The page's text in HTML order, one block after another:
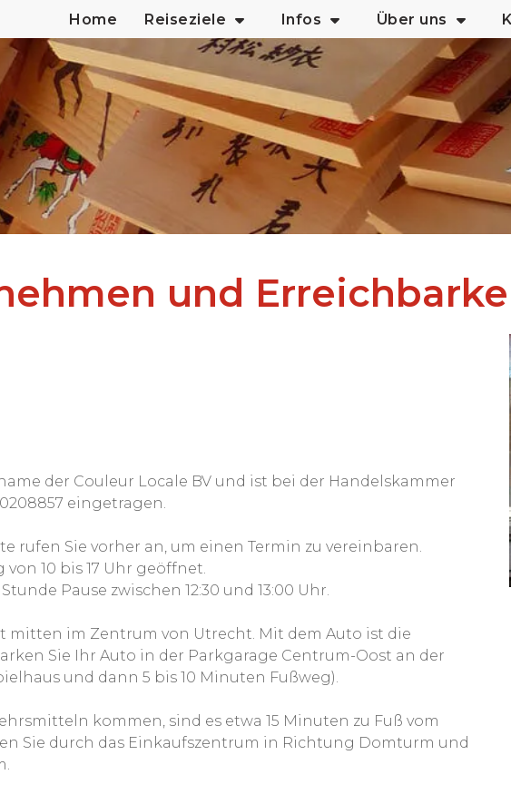
Home Reiseziele Infos Über uns
und
der Couleur Locale BV und ist bei der Handelskammer
eingetragen.
rufen Sie vorher an, um einen Termin zu vereinbaren.
10 bis 17 Uhr geöffnet.
Pause zwischen 12:30 und 13:00 Uhr.
mitten im Zentrum von Utrecht. Mit dem Auto ist die
Sie Ihr Auto in der Parkgarage Centrum-Oost an der
und dann 5 bis 10 Minuten Fußweg).
kommen, sind es etwa 15 Minuten zu Fuß vom
Sie durch das Einkaufszentrum in Richtung Domturm und